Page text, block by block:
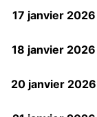
17 janvier 2026
18 janvier 2026
20 janvier 2026